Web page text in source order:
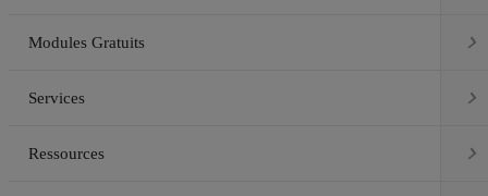
Modules Gratuits 
Services 
Ressources 